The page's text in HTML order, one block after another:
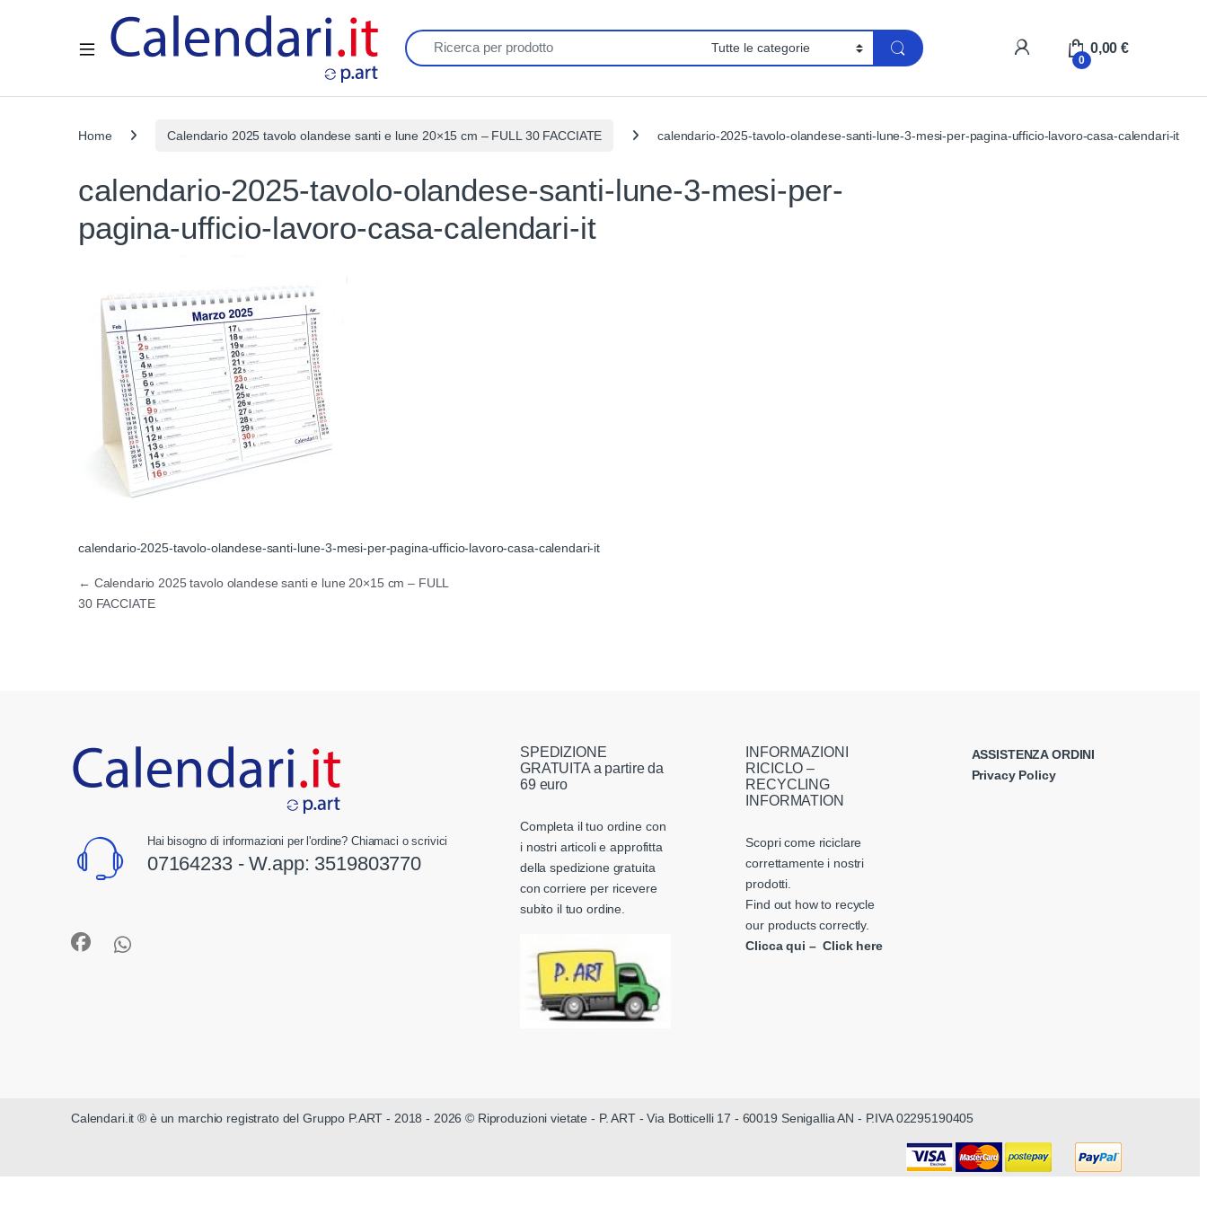
Open
Search for:
My Account
0
0,00€
Home Calendario 2025 tavolo olandese santi e lune 20×15 cm – FULL 30 FACCIATE calendario-2025-tavolo-olandese-santi-lune-3-mesi-per-pagina-ufficio-lavoro-casa-calendari-it
calendario-2025-tavolo-olandese-santi-lune-3-mesi-per-
pagina-ufficio-lavoro-casa-calendari-it
calendario-2025-tavolo-olandese-santi-lune-3-mesi-per-pagina-ufficio-lavoro-casa-calendari-it
Navigazione articoli
← Calendario 2025 tavolo olandese santi e lune 20×15 cm – FULL
30 FACCIATE
Hai bisogno di informazioni per l'ordine? Chiamaci o scrivici
07164233 - W.app: 3519803770
SPEDIZIONE
GRATUITA a partire da
69 euro
Completa il tuo ordine con
i nostri articoli e approfitta
della spedizione gratuita
con corriere per ricevere
subito il tuo ordine.
INFORMAZIONI
RICICLO –
RECYCLING
INFORMATION
Scopri come riciclare
correttamente i nostri
prodotti.
Find out how to recycle
our products correctly.
Clicca qui – Click here
ASSISTENZA ORDINI
Privacy Policy
Calendari.it ® è un marchio registrato del Gruppo P.ART - 2018 - 2026 © Riproduzioni vietate - P. ART - Via Botticelli 17 - 60019 Senigallia AN - P.IVA 02295190405